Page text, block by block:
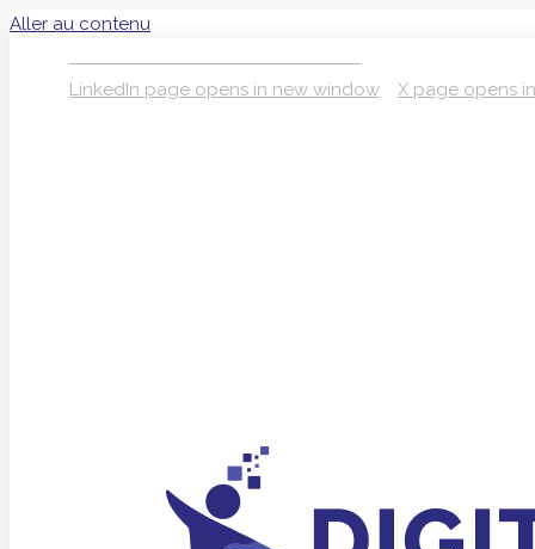
Aller au contenu
LinkedIn page opens in new window X page opens